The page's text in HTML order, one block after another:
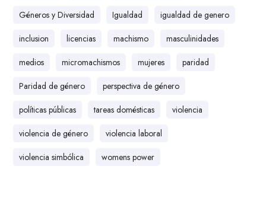
Géneros y Diversidad
Igualdad
igualdad de genero
inclusion
licencias machismo
masculinidades
medios
micromachismos mujeres
paridad
Paridad de género
perspectiva de género
políticas públicas
tareas domésticas
violencia
violencia de género
violencia laboral
violencia simbólica
womens power